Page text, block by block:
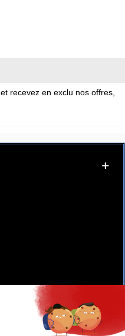
recevez en exclu nos offres,